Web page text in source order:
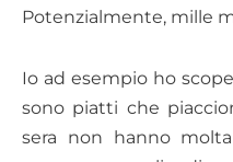
Potenzialmente, mille
Io ad esempio ho
sono piatti che
sera non hanno